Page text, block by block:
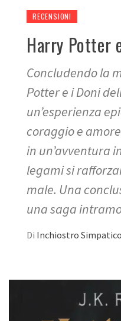
RECENSIONI
Harry Potter
Concludendo la
Potter e i Doni
un’esperienza
coraggio e
in un’avventura
legami si
male. Una
una saga
Di Inchiostro Simpatico